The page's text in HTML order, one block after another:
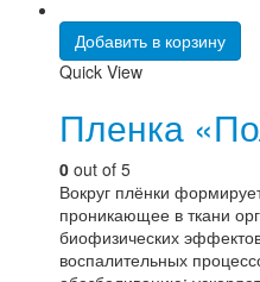
Добавить в корзину
Quick View
Пленка
0 out of 5
Вокруг плёнки
проникающее в ткани
биофизических
воспалительных